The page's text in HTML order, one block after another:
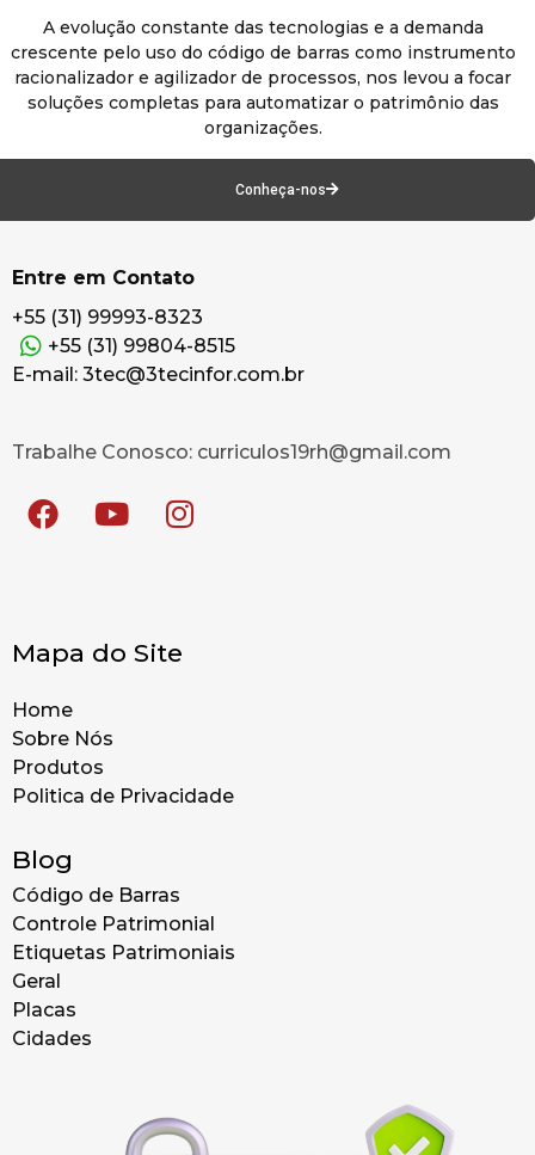
A evolução constante das tecnologias e a demanda
crescente pelo uso do código de barras como instrumento
racionalizador e agilizador de processos, nos levou a focar
soluções completas para automatizar o patrimônio das
organizações.
Conheça-nos
Entre em Contato
+55 (31) 99993-8323
+55 (31) 99804-8515
E-mail: 3tec@3tecinfor.com.br
Trabalhe Conosco: curriculos19rh@gmail.com
Mapa do Site
Home
Sobre Nós
Produtos
Politica de Privacidade
Blog
Código de Barras
Controle Patrimonial
Etiquetas Patrimoniais
Geral
Placas
Cidades